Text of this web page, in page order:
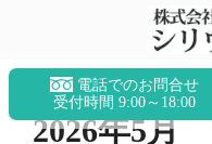
コ
テ
電話でのお問合せ
受付時間 9:00～18:00
2026年5月